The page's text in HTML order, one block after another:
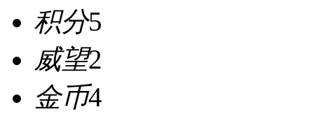
积分5
威望2
金币4